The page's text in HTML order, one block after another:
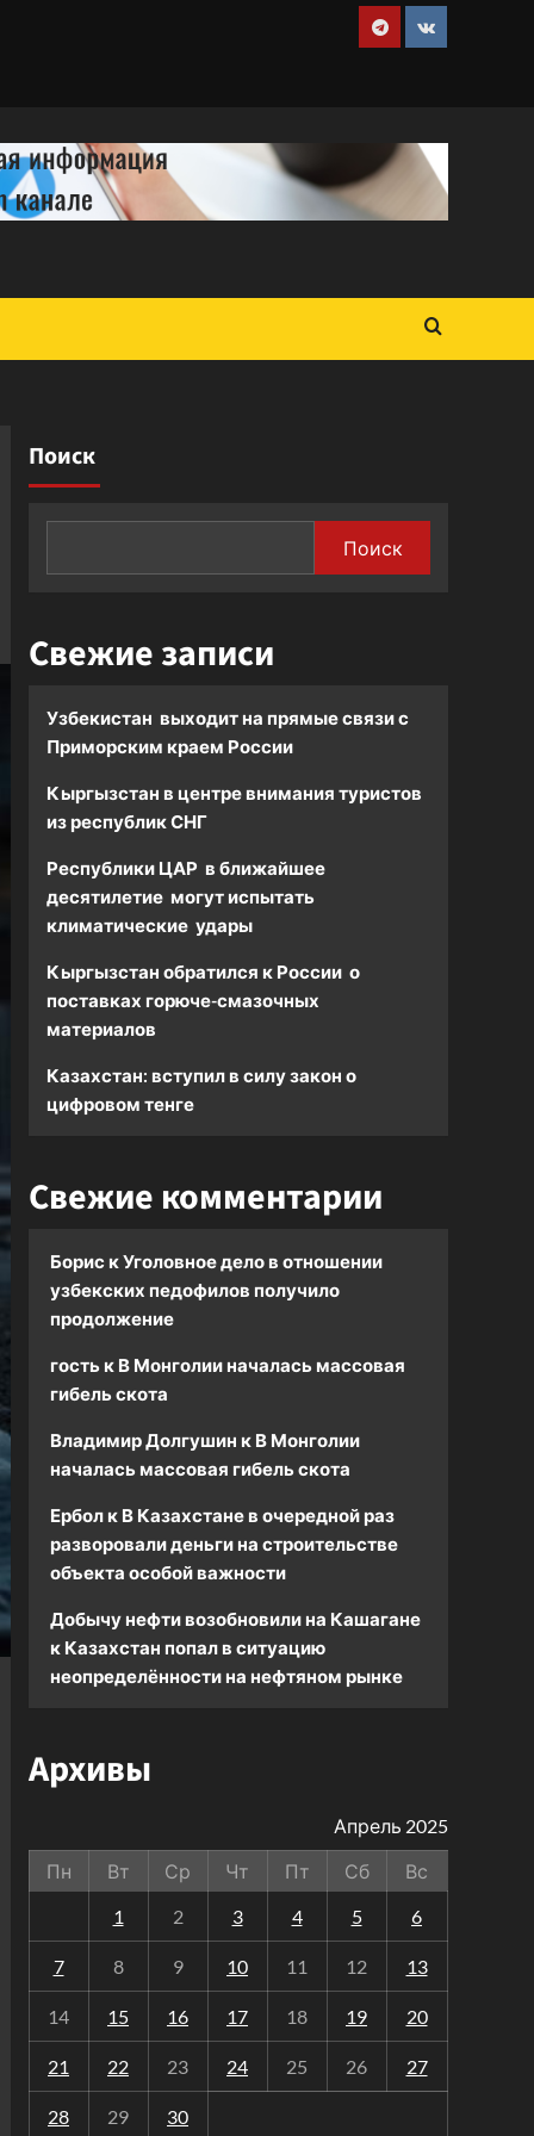
Telegram
VK
Поиск
Поиск
Свежие записи
Узбекистан выходит на прямые связи с
Приморским краем России
Кыргызстан в центре внимания туристов
из республик СНГ
Республики ЦАР в ближайшее
десятилетие могут испытать
климатические удары
Кыргызстан обратился к России о
поставках горюче-смазочных
материалов
Казахстан: вступил в силу закон о
цифровом тенге
Свежие комментарии
БорискУголовное дело в отношении
узбекских педофилов получило
продолжение
гостьк В Монголии началась массовая
гибель скота
Владимир Долгушин к В Монголии
началась массовая гибель скота
Ерболк В Казахстане в очередной раз
разворовали деньги на строительстве
объекта особой важности
Добычу нефти возобновили на Кашагане
к Казахстан попал в ситуацию
неопределённости на нефтяном рынке
Архивы
Апрель 2025
Пн
Вт Ср Чт Пт Сб
Вс
1
2 3 4 5 6
7 8 9 10 11 12 13
14 15 16 17 18 19 20
21 22 23 24 25 26 27
28 29 30